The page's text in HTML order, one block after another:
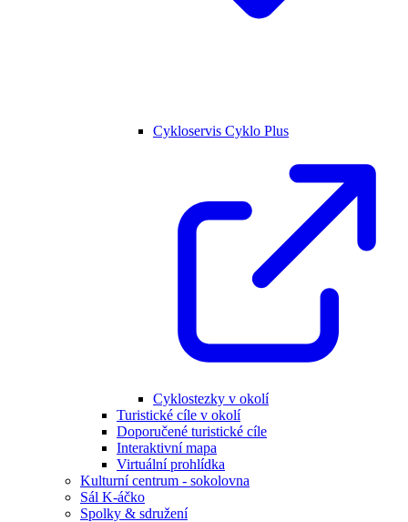
Cykloservis Cyklo Plus
Cyklostezky v okolí
Turistické cíle v okolí
Doporučené turistické cíle
Interaktivní mapa
Virtuální prohlídka
Kulturní centrum - sokolovna
Sál K-áčko
Spolky & sdružení